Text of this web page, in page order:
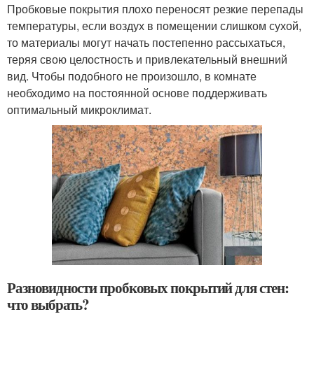
Пробковые покрытия плохо переносят резкие перепады
температуры, если воздух в помещении слишком сухой,
то материалы могут начать постепенно рассыхаться,
теряя свою целостность и привлекательный внешний
вид. Чтобы подобного не произошло, в комнате
необходимо на постоянной основе поддерживать
оптимальный микроклимат.
Разновидности пробковых покрытий для стен:
что выбрать?